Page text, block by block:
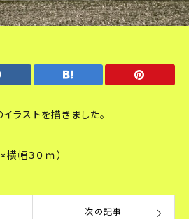
ラストを描きました。
横幅３０ｍ）
次の記事